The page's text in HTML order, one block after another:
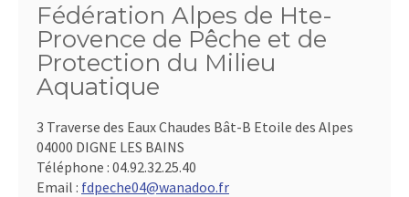
Fédération Alpes de Hte-
Provence de Pêche et de
Protection du Milieu
Aquatique
3 Traverse des Eaux Chaudes Bât-B Etoile des Alpes
04000 DIGNE LES BAINS
Téléphone : 04.92.32.25.40
Email : fdpeche04@wanadoo.fr